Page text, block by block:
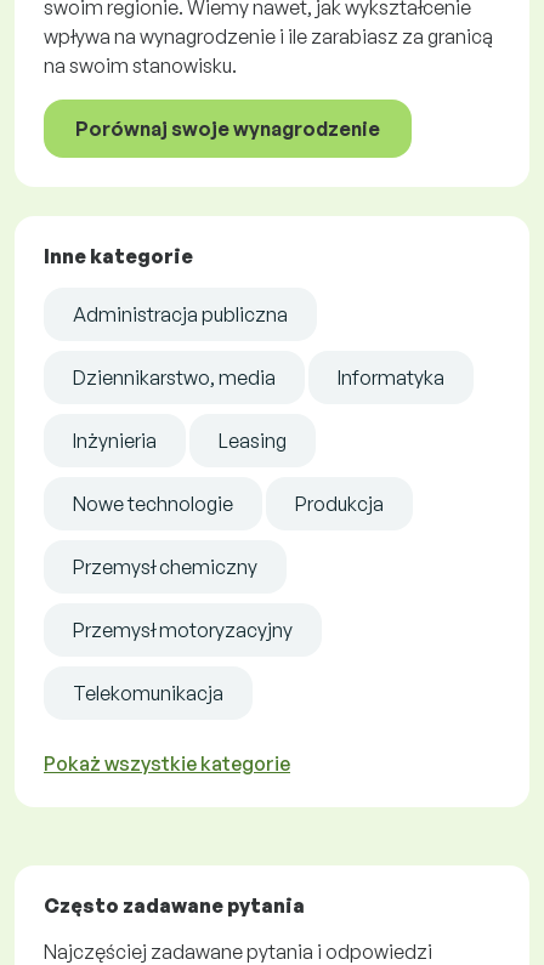
swoim regionie. Wiemy nawet, jak wykształcenie
wpływa na wynagrodzenie i ile zarabiasz za granicą
na swoim stanowisku.
Porównaj swoje wynagrodzenie
Inne kategorie
Administracja publiczna
Dziennikarstwo, media Informatyka
Inżynieria Leasing
Nowe technologie Produkcja
Przemysł chemiczny
Przemysł motoryzacyjny
Telekomunikacja
Pokaż wszystkie kategorie
Często zadawane pytania
Najczęściej zadawane pytania i odpowiedzi